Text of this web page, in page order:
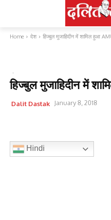
Home देश हिज्बुल मुजाहिदीन में शामिल हुआ
हिज्बुल मुजाहिदीन में
Dalit Dastak January 8, 2018
Hindi